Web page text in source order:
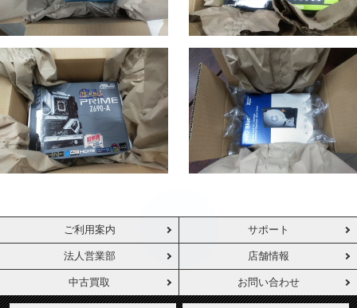
ご利用案内 サポート
法人営業部 店舗情報
中古買取 お問い合わせ